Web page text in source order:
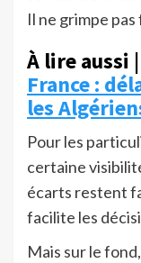
Il ne grimpe
À lire aussi |
France :
les
Pour les
certaine
écarts restent
facilite les
Mais sur le